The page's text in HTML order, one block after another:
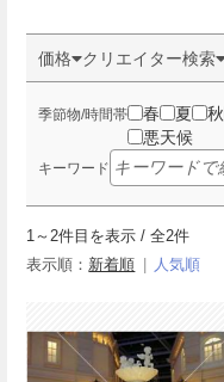
価格 クリエイター検索
季節物/時間帯 春 夏 秋
悪天候
キーワード
1 ～ 2件目を表示 / 全2件
表示順： 新着順 人気順